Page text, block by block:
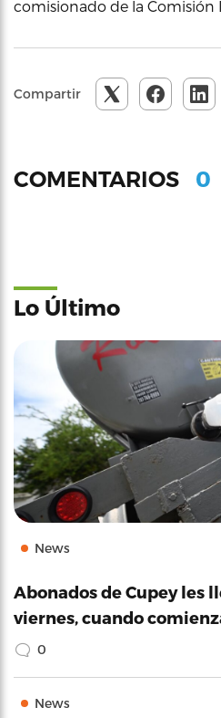
comisionado de la Comisión
Compartir
COMENTARIOS 0
Lo Último
News
Abonados de Cupey les
viernes, cuando
0
News